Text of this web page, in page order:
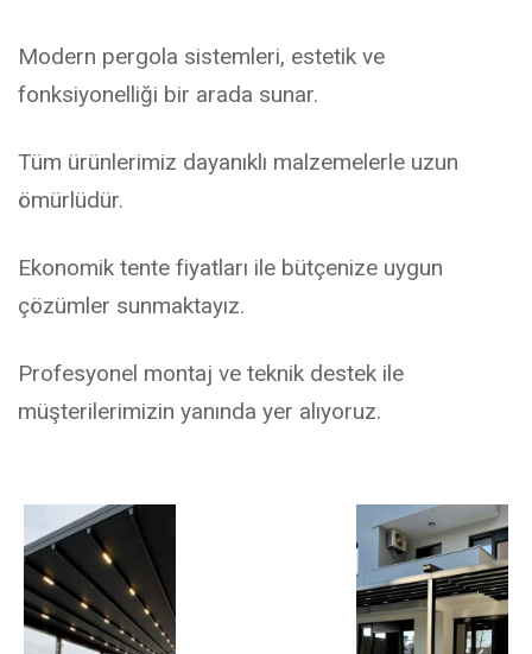
Modern pergola sistemleri, estetik ve
fonksiyonelliği bir arada sunar.
Tüm ürünlerimiz dayanıklı malzemelerle uzun
ömürlüdür.
Ekonomik tente fiyatları ile bütçenize uygun
çözümler sunmaktayız.
Profesyonel montaj ve teknik destek ile
müşterilerimizin yanında yer alıyoruz.